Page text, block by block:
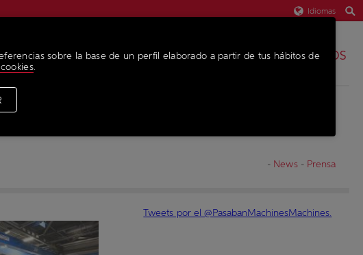
Idiomas
EQUIPO REPUESTOS
- News- Prensa
Tweets por el @PasabanMachinesMachines.
sobre la base de un perfil elaborado a partir de tus hábitos de
.